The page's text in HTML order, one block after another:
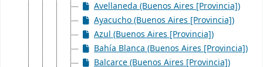
Avellaneda (Buenos Aires [Provincia])
Ayacucho (Buenos Aires [Provincia])
Azul (Buenos Aires [Provincia])
Bahía Blanca (Buenos Aires [Provincia])
Balcarce (Buenos Aires [Provincia])